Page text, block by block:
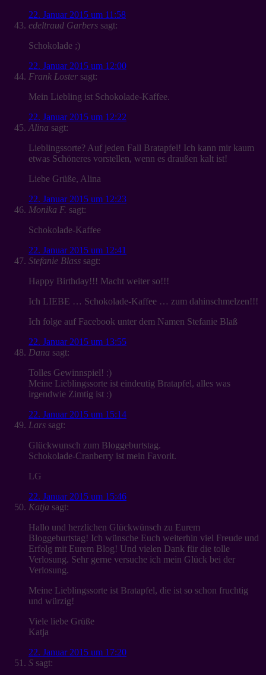
22. Januar 2015 um 11:58
edeltraud Garbers sagt:
Schokolade ;)
22. Januar 2015 um 12:00
Frank Loster sagt:
Mein Liebling ist Schokolade-Kaffee.
22. Januar 2015 um 12:22
Alina sagt:
Lieblingssorte? Auf jeden Fall Bratapfel! Ich kann mir kaum
etwas Schöneres vorstellen, wenn es draußen kalt ist!
Liebe Grüße, Alina
22. Januar 2015 um 12:23
Monika F. sagt:
Schokolade-Kaffee
22. Januar 2015 um 12:41
Stefanie Blass sagt:
Happy Birthday!!! Macht weiter so!!!
Ich LIEBE … Schokolade-Kaffee … zum dahinschmelzen!!!
Ich folge auf Facebook unter dem Namen Stefanie Blaß
22. Januar 2015 um 13:55
Dana sagt:
Tolles Gewinnspiel! :)
Meine Lieblingssorte ist eindeutig Bratapfel, alles was
irgendwie Zimtig ist :)
22. Januar 2015 um 15:14
Lars sagt:
Glückwunsch zum Bloggeburtstag.
Schokolade-Cranberry ist mein Favorit.
LG
22. Januar 2015 um 15:46
Katja sagt:
Hallo und herzlichen Glückwünsch zu Eurem
Bloggeburtstag! Ich wünsche Euch weiterhin viel Freude und
Erfolg mit Eurem Blog! Und vielen Dank für die tolle
Verlosung. Sehr gerne versuche ich mein Glück bei der
Verlosung.
Meine Lieblingssorte ist Bratapfel, die ist so schon fruchtig
und würzig!
Viele liebe Grüße
Katja
22. Januar 2015 um 17:20
S sagt: